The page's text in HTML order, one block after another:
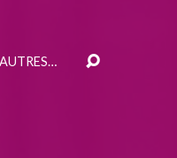
AUTRES…